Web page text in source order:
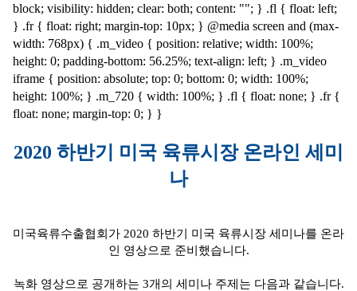
block; visibility: hidden; clear: both; content: ""; } .fl { float: left;
} .fr { float: right; margin-top: 10px; } @media screen and (max-
width: 768px) { .m_video { position: relative; width: 100%;
height: 0; padding-bottom: 56.25%; text-align: left; } .m_video
iframe { position: absolute; top: 0; bottom: 0; width: 100%;
height: 100%; } .m_720 { width: 100%; } .fl { float: none; } .fr {
float: none; margin-top: 0; } }
2020 하반기 미국 육류시장 온라인 세미
나
미국육류수출협회가 2020 하반기 미국 육류시장 세미나를 온라
인 영상으로 준비했습니다.
녹화 영상으로 공개하는 3개의 세미나 주제는 다음과 같습니다.